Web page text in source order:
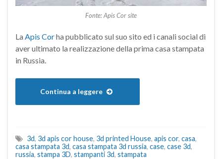
Fonte: Apis Cor site
La Apis Corha pubblicato sul suo sito ed i canali social di
aver ultimato la realizzazione della prima casa stampata
in Russia.
Continua a leggere
3d, 3d apis cor house, 3d printed House, apis cor, casa,
casa stampata 3d, casa stampata 3d russia, case, case 3d,
russia, stampa 3D, stampanti 3d, stampata